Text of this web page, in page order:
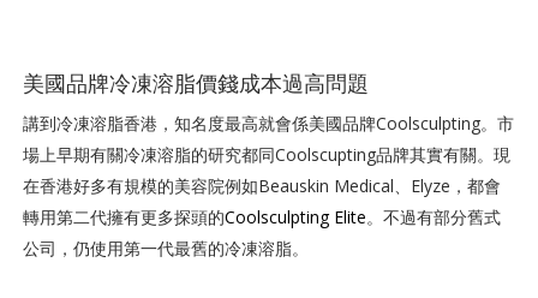
美國品牌冷凍溶脂價錢成本過高問題
講到冷凍溶脂香港，知名度最高就會係美國品牌Coolsculpting。市
場上早期有關冷凍溶脂的研究都同Coolscupting品牌其實有關。現
在香港好多有規模的美容院例如Beauskin Medical、Elyze，都會
轉用第二代擁有更多探頭的Coolsculpting Elite。不過有部分舊式
公司，仍使用第一代最舊的冷凍溶脂。